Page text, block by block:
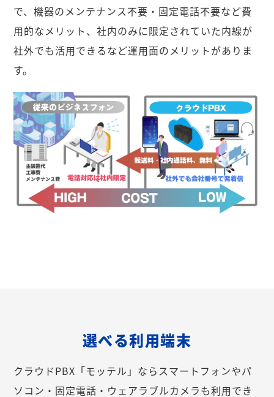
で、機器のメンテナンス不要・固定電話不要など費
用的なメリット、社内のみに限定されていた内線が
社外でも活用できるなど運用面のメリットがありま
す。
選べる利用端末
クラウドPBX「モッテル」ならスマートフォンやパ
ソコン・固定電話・ウェアラブルカメラも利用でき